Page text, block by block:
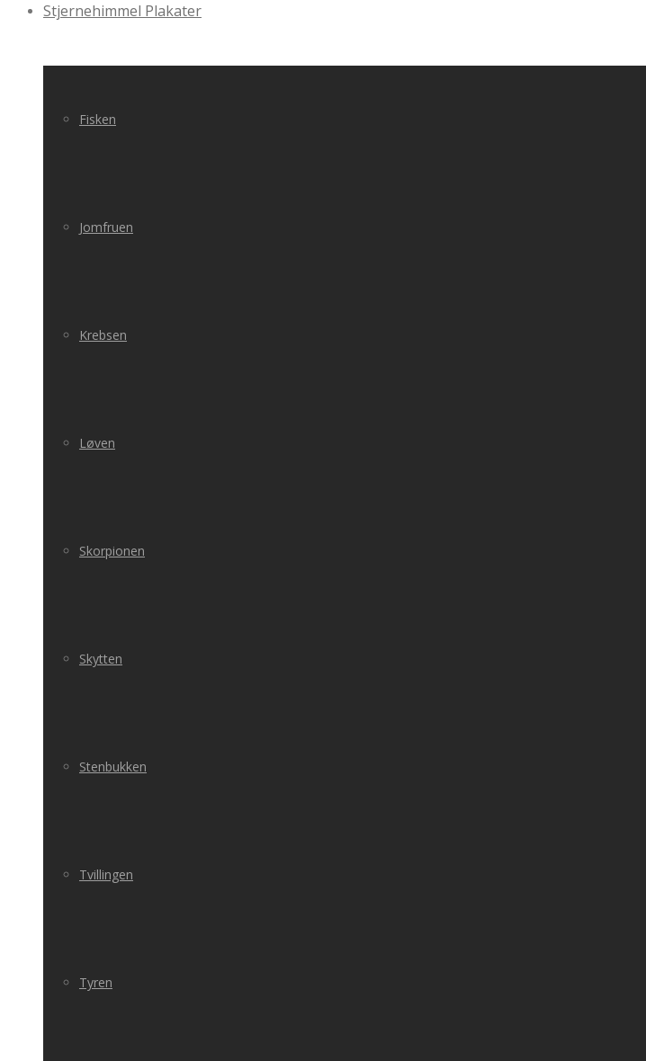
Stjernehimmel Plakater
Fisken
Jomfruen
Krebsen
Løven
Skorpionen
Skytten
Stenbukken
Tvillingen
Tyren